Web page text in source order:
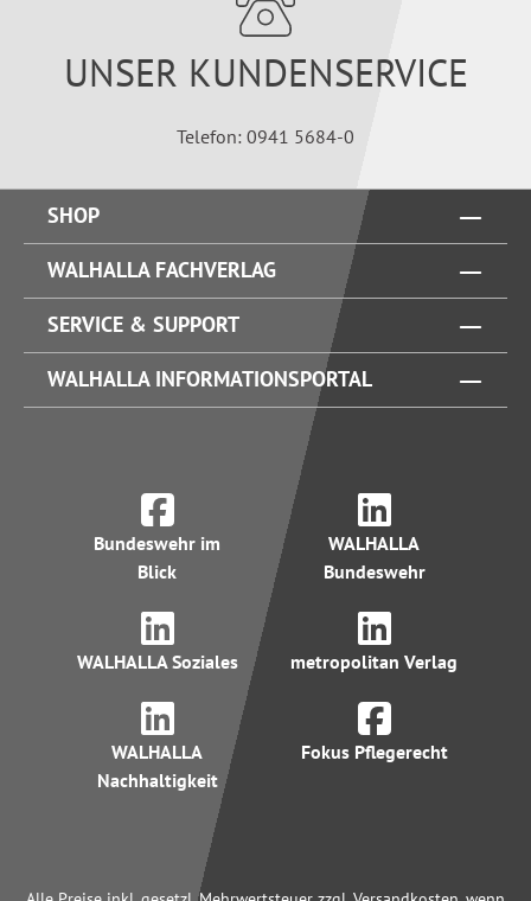
UNSER KUNDENSERVICE
Telefon: 0941 5684-0
SHOP
WALHALLA FACHVERLAG
SERVICE & SUPPORT
WALHALLA INFORMATIONSPORTAL
Bundeswehr im
Blick
WALHALLA
Bundeswehr
WALHALLA Soziales metropolitan Verlag
WALHALLA
Nachhaltigkeit
Fokus Pflegerecht